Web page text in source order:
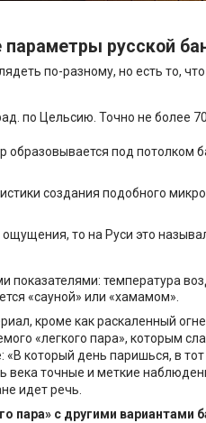
русской
по-разному, но есть то,
по Цельсию. Точно не более
образовывается под потолком
создания подобного
то на Руси это
показателями: температура
«сауной» или «хамамом».
кроме как раскаленный
«легкого пара», которым
который день паришься, в
точные и меткие
идет речь.
пара» с другими вариантами